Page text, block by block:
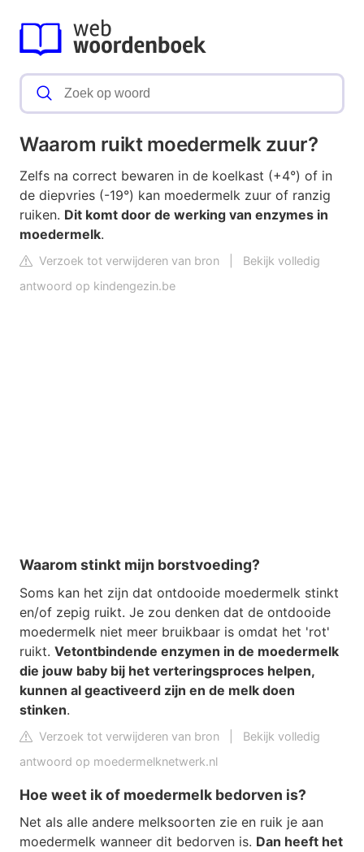
Waarom ruikt moedermelk zuur?
Zelfs na correct bewaren in de koelkast (+4°) of in
de diepvries (-19°) kan moedermelk zuur of ranzig
ruiken. Dit komt door de werking van enzymes in
moedermelk.
Verzoek tot verwijderen van bron
Bekijk volledig
antwoord op kindengezin.be
Waarom stinkt mijn borstvoeding?
Soms kan het zijn dat ontdooide moedermelk stinkt
en/of zepig ruikt. Je zou denken dat de ontdooide
moedermelk niet meer bruikbaar is omdat het 'rot'
ruikt. Vetontbindende enzymen in de moedermelk
die jouw baby bij het verteringsproces helpen,
kunnen al geactiveerd zijn en de melk doen
stinken.
Verzoek tot verwijderen van bron
Bekijk volledig
antwoord op moedermelknetwerk.nl
Hoe weet ik of moedermelk bedorven is?
Net als alle andere melksoorten zie en ruik je aan
moedermelk wanneer dit bedorven is. Dan heeft het